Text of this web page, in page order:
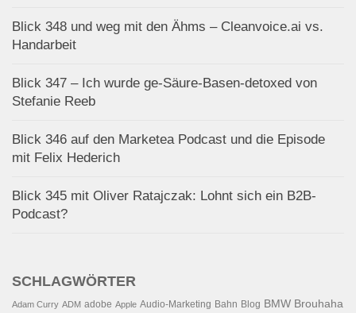
Blick 348 und weg mit den Ähms – Cleanvoice.ai vs.
Handarbeit
Blick 347 – Ich wurde ge-Säure-Basen-detoxed von
Stefanie Reeb
Blick 346 auf den Marketea Podcast und die Episode
mit Felix Hederich
Blick 345 mit Oliver Ratajczak: Lohnt sich ein B2B-
Podcast?
SCHLAGWÖRTER
Adam Curry ADM adobe Apple Audio-Marketing Bahn Blog BMW Brouhaha